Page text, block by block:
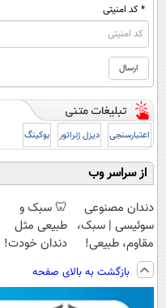
* کد امنیتی
اعتبارسنجی دیزل ژنراتور بوکینگ
از سراسر وب
دندان مصنوعی
سوئیسی | سبک،
مقاوم، طبیعی!
ویزیت
رایگان+پرداخت
اقساطی😍
🦷 سبک و
طبیعی مثل
دندان خودت!
پرداخت اقساطی
💳 📍 تهران
بازگشت به بالای صفحه